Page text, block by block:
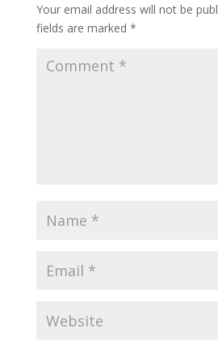
Your email address will not be
fields are marked *